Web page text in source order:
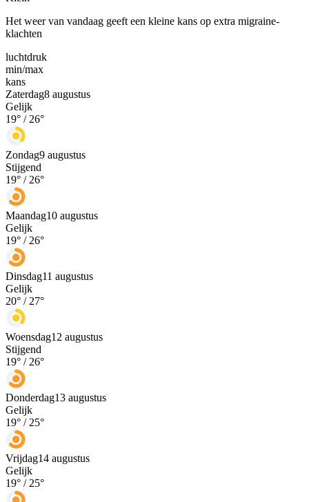
Het weer van vandaag geeft een kleine kans op extra migraine-
klachten
luchtdruk
min/max
kans
Zaterdag8 augustus
Gelijk
19° / 26°
Zondag9 augustus
Stijgend
19° / 26°
Maandag10 augustus
Gelijk
19° / 26°
Dinsdag11 augustus
Gelijk
20° / 27°
Woensdag12 augustus
Stijgend
19° / 26°
Donderdag13 augustus
Gelijk
19° / 25°
Vrijdag14 augustus
Gelijk
19° / 25°